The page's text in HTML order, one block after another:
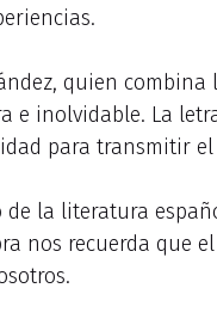
quien
inolvidable. La
para transmitir
de la literatura
nos recuerda que